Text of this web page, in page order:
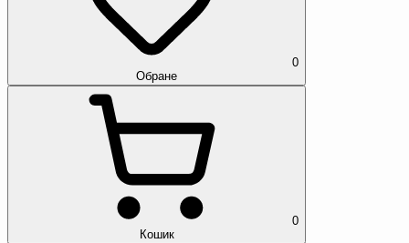
0
Обране
0
Кошик